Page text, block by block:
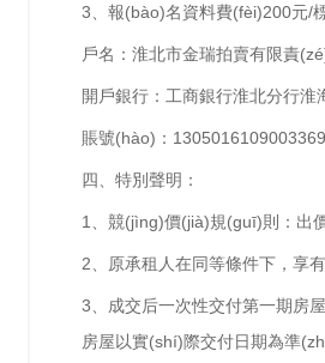
3、報(bào)名資料費(fèi)200元/
戶名：淮北市金瑞拍賣有限責
開戶銀行：工商銀行淮北分行淮
賬號(hào)：
四、特別聲明：
1、競(jìng)價(jià)規(guī)則：
2、原承租人在同等條件下
3、成交后一次性交付第一期
房屋以實(shí)際交付日期為準